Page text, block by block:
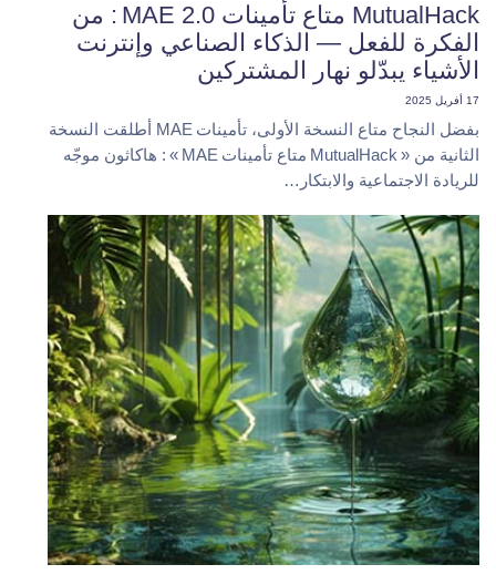
MutualHack متاع تأمينات MAE 2.0 : من
الفكرة للفعل — الذكاء الصناعي وإنترنت
الأشياء يبدّلو نهار المشتركين
17 أفريل 2025
بفضل النجاح متاع النسخة الأولى، تأمينات MAE أطلقت النسخة
الثانية من « MutualHack متاع تأمينات MAE » : هاكاثون موجّه
للريادة الاجتماعية والابتكار…